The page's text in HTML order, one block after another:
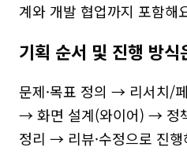
계와 개발 협업까지 포함해
기획 순서 및 진행 방식
문제·목표 정의 → 리서치/
→ 화면 설계(와이어) → 정
정리 → 리뷰·수정으로 진행